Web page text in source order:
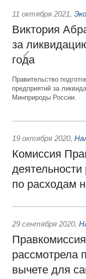
11 октября 2021,
Виктория
за
года
Правительство
предприятий за
Минприроды России.
19 октября 2020,
Комиссия
по расходам
29 сентября 2020,
рассмотрела
вычете для